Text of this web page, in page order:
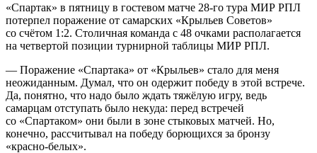
«Спартак» в пятницу в гостевом матче 28‑го тура МИР РПЛ
потерпел поражение от самарских «Крыльев Советов»
со счётом 1:2. Столичная команда с 48 очками располагается
на четвертой позиции турнирной таблицы МИР РПЛ.
— Поражение «Спартака» от «Крыльев» стало для меня
неожиданным. Думал, что он одержит победу в этой встрече.
Да, понятно, что надо было ждать тяжёлую игру, ведь
самарцам отступать было некуда: перед встречей
со «Спартаком» они были в зоне стыковых матчей. Но,
конечно, рассчитывал на победу борющихся за бронзу
«красно‑белых».